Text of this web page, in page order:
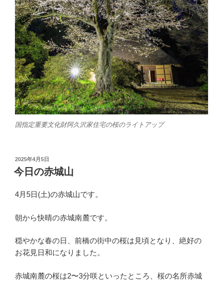
国指定重要文化財阿久沢家住宅の桜のライトアップ
投
稿
日:
2025年4月5日
今日の赤城山
4月5日(土)の赤城山です。
朝から快晴の赤城南麓です。
穏やかな春の日、前橋の街中の桜は見頃となり、絶好の
お花見日和になりました。
赤城南麓の桜は2〜3分咲といったところ、桜の名所赤城